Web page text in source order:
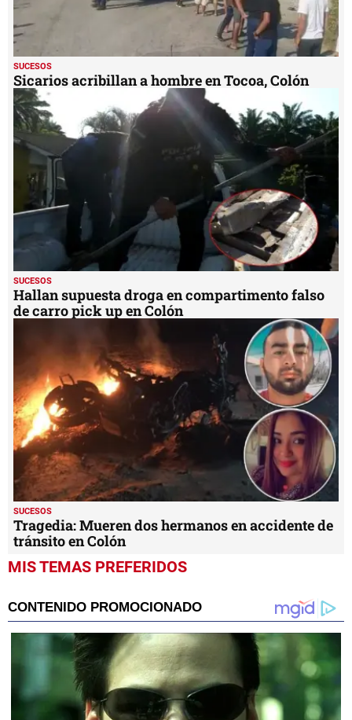
SUCESOS
Sicarios acribillan a hombre en Tocoa, Colón
SUCESOS
Hallan supuesta droga en compartimento falso
de carro pick up en Colón
SUCESOS
Tragedia: Mueren dos hermanos en accidente de
tránsito en Colón
MIS TEMAS PREFERIDOS